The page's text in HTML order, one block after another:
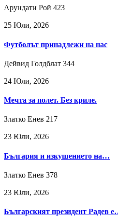
Арундати Рой 423
25 Юли, 2026
Футболът принадлежи на нас
Дейвид Голдблат 344
24 Юли, 2026
Мечта за полет. Без криле.
Златко Енев 217
23 Юли, 2026
България и изкушението на…
Златко Енев 378
23 Юли, 2026
Българският президент Радев